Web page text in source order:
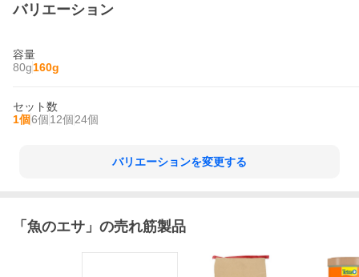
バリエーション
容量
80g160g
セット数
1個6個12個24個
バリエーションを変更する
「 魚のエサ 」の売れ筋製品